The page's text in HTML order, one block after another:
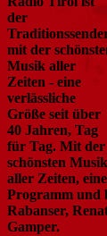
der
mit der
Musik aller
Zeiten - eine
verlässliche
Größe seit über
40 Jahren, Tag
für Tag. Mit der
schönsten Musik
aller Zeiten,
Programm und
Rabanser,
Gamper.